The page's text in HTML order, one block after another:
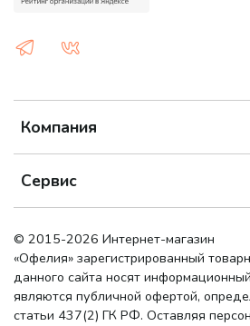
Компания
Сервис
© 2015-2026 Интернет-магазин
«Офелия» зарегистрированный
данного сайта носят
являются публичной офертой,
статьи 437(2) ГК РФ. Оставляя